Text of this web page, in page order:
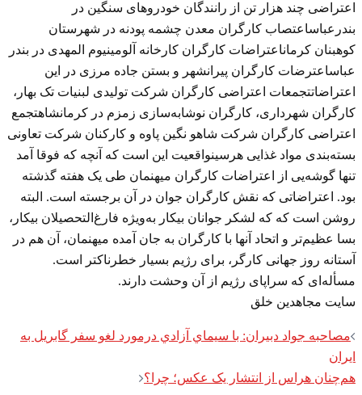
اعتراضی چند هزار تن از رانندگان خودروهای سنگین در
بندرعباساعتصاب کارگران معدن چشمه پودنه در شهرستان
کوهبنان کرماناعتراضات کارگران کارخانه آلومینیوم المهدی در بندر
عباساعترضات کارگران پیرانشهر و بستن جاده مرزی در این
اعتراضاتتجمعات اعتراضی کارگران شرکت تولیدی لبنیات تک بهار،
کارگران شهرداری، کارگران نوشابه‌سازی زمزم در کرمانشاهتجمع
اعتراضی کارگران شرکت شاهو نگین پاوه و کارکنان شرکت تعاونی
بسته‌بندی مواد غذایی هرسینواقعیت این است که آنچه که فوقا آمد
تنها گوشه‌یی از اعتراضات کارگران میهنمان طی یک هفته گذشته
بود. اعتراضاتی که نقش کارگران جوان در آن برجسته است. البته
روشن است که که لشکر جوانان بیکار به‌ویژه فارغ‌التحصیلان بیکار،
بسا عظیم‌تر و اتحاد آنها با کارگران به جان آمده میهنمان، آن هم در
آستانه روز جهانی کارگر، برای رژیم بسیار خطرناکتر است.
مسأله‌ای که سراپای رژیم از آن وحشت دارند.
سایت مجاهدین خلق
Post
navigation
مصاحبه جواد دبیران:‌ با سيماي آزادي درمورد لغو سفر گابريل به
ايران
هم‌چنان هراس از انتشار یک عکس؛ چرا؟